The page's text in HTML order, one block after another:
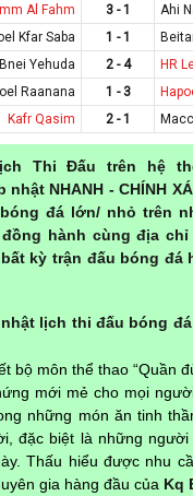
Al Fahm 3 - 1
Ahi
Kfar Saba 1 - 1
Bnei Yehuda 2 - 4
HR
Raanana 1 - 3
Kafr Qasim 2 - 1
Thi Đấu trên hệ
nhật NHANH - CHÍNH
đá lớn/ nhỏ trên
hành cùng địa
kỳ trận đấu bóng đá
lịch thi đấu bóng
bộ môn thể thao “Quần
mới mẻ cho mọi
những món ăn tinh
đặc biệt là những
Thấu hiểu được nhu
gia hàng đầu của Kq